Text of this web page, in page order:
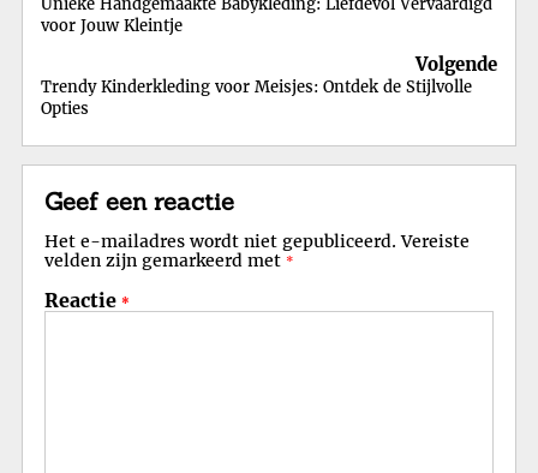
voor Jouw Kleintje
Volgende
Trendy Kinderkleding voor Meisjes: Ontdek de Stijlvolle
Opties
Geef een reactie
Het e-mailadres wordt niet gepubliceerd. Vereiste
velden zijn gemarkeerd met *
Reactie *